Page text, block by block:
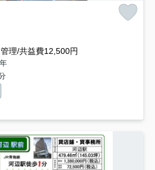
管理/共益費12,500円